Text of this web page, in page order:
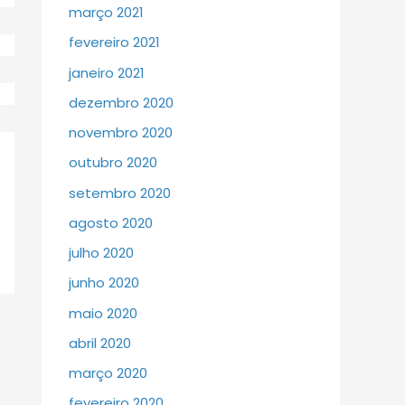
março 2021
fevereiro 2021
janeiro 2021
dezembro 2020
novembro 2020
outubro 2020
setembro 2020
agosto 2020
julho 2020
junho 2020
maio 2020
abril 2020
março 2020